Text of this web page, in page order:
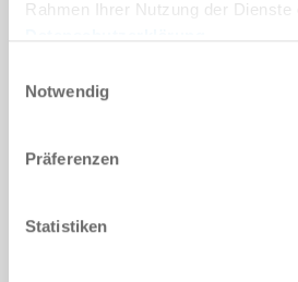
Rahmen Ihrer Nutzung der Dienste
Notwendig
Präferenzen
Statistiken